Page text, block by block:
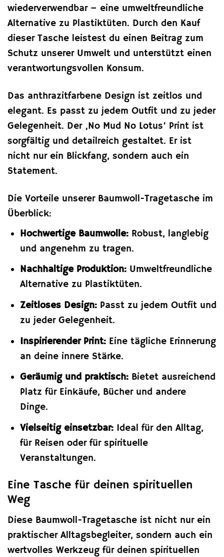
wiederverwendbar – eine umweltfreundliche
Alternative zu Plastiktüten. Durch den Kauf
dieser Tasche leistest du einen Beitrag zum
Schutz unserer Umwelt und unterstützt einen
verantwortungsvollen Konsum.
Das anthrazitfarbene Design ist zeitlos und
elegant. Es passt zu jedem Outfit und zu jeder
Gelegenheit. Der ‚No Mud No Lotus‘ Print ist
sorgfältig und detailreich gestaltet. Er ist
nicht nur ein Blickfang, sondern auch ein
Statement.
Die Vorteile unserer Baumwoll-Tragetasche im
Überblick:
Hochwertige Baumwolle:Robust, langlebig
und angenehm zu tragen.
Nachhaltige Produktion:Umweltfreundliche
Alternative zu Plastiktüten.
Zeitloses Design:Passt zu jedem Outfit und
zu jeder Gelegenheit.
Inspirierender Print:Eine tägliche Erinnerung
an deine innere Stärke.
Geräumig und praktisch:Bietet ausreichend
Platz für Einkäufe, Bücher und andere
Dinge.
Vielseitig einsetzbar:Ideal für den Alltag,
für Reisen oder für spirituelle
Veranstaltungen.
Eine Tasche für deinen spirituellen
Weg
Diese Baumwoll-Tragetasche ist nicht nur ein
praktischer Alltagsbegleiter, sondern auch ein
wertvolles Werkzeug für deinen spirituellen